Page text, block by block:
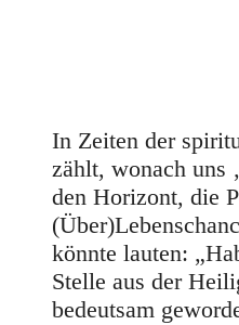
In Zeiten der
zählt, wonach uns
den Horizont, die
könnte lauten:
Stelle aus der
bedeutsam